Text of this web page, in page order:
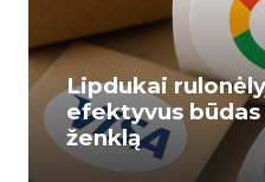
Lipdukai
efektyvus
ženklą